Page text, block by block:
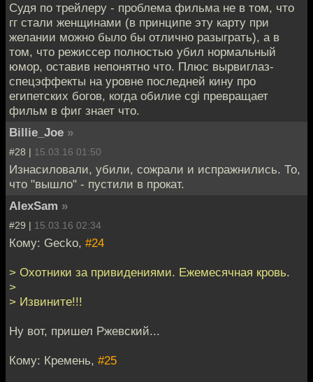
Судя по трейлеру - проблема фильма не в том, что
гг стали женщинами (в принципе эту карту при
желании можно было бы отлично разыграть), а в
том, что режиссер полностью убил нормальный
юмор, оставив непонятно что. Плюс вырвиглаз-
спецэффекты на уровне последней кину про
египетских богов, когда обилие cgi превращает
фильм в фиг знает что.
Billie_Joe »
#28 | 15.03.16 01:50
Изнасиловали, убили, сожрали и испражнились. То,
что "вышло" - пустили в прокат.
AlexSam »
#29 | 15.03.16 02:34
Кому: Gecko, #24
> Охотники за привидениями. Ежемесячная кровь.
>
> Извините!!!
Ну вот, пришел Ржевский...
Кому: Кремень, #25